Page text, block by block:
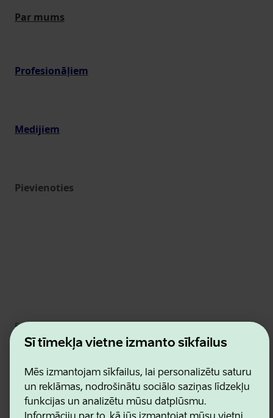
Šī tīmekļa vietne izmanto sīkfailus
Mēs izmantojam sīkfailus, lai personalizētu saturu
un reklāmas, nodrošinātu sociālo saziņas līdzekļu
funkcijas un analizētu mūsu datplūsmu.
Par mums
Profesionāļiem
Medijiem
Pievienoties
Estonian Business and Innovation Agency
Kontakti
Sadarbības partneri
Sīkdatņu un konfidencialitātes politika